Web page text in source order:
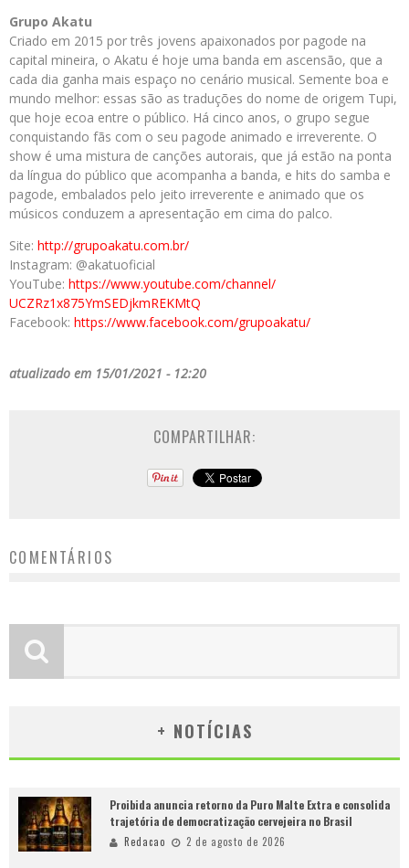
Grupo Akatu
Criado em 2015 por três jovens apaixonados por pagode na
capital mineira, o Akatu é hoje uma banda em ascensão, que a
cada dia ganha mais espaço no cenário musical. Semente boa e
mundo melhor: essas são as traduções do nome de origem Tupi,
que hoje ecoa entre o público. Há cinco anos, o grupo segue
conquistando fãs com o seu pagode animado e irreverente. O
show é uma mistura de canções autorais, que já estão na ponta
da língua do público que acompanha a banda, e hits do samba e
pagode, embalados pelo jeito irreverente e animado que os
músicos conduzem a apresentação em cima do palco.
Site: http://grupoakatu.com.br/
Instagram: @akatuoficial
YouTube: https://www.youtube.com/channel/
UCZRz1x875YmSEDjkmREKMtQ
Facebook: https://www.facebook.com/grupoakatu/
atualizado em 15/01/2021 - 12:20
COMPARTILHAR:
COMENTÁRIOS
+ NOTÍCIAS
Proibida anuncia retorno da Puro Malte Extra e consolida
trajetória de democratização cervejeira no Brasil
Redacao 2 de agosto de 2026